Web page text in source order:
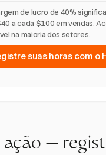
de lucro de 40%
a cada $100 em vendas.
na maioria dos setores.
suas horas com o
ação —